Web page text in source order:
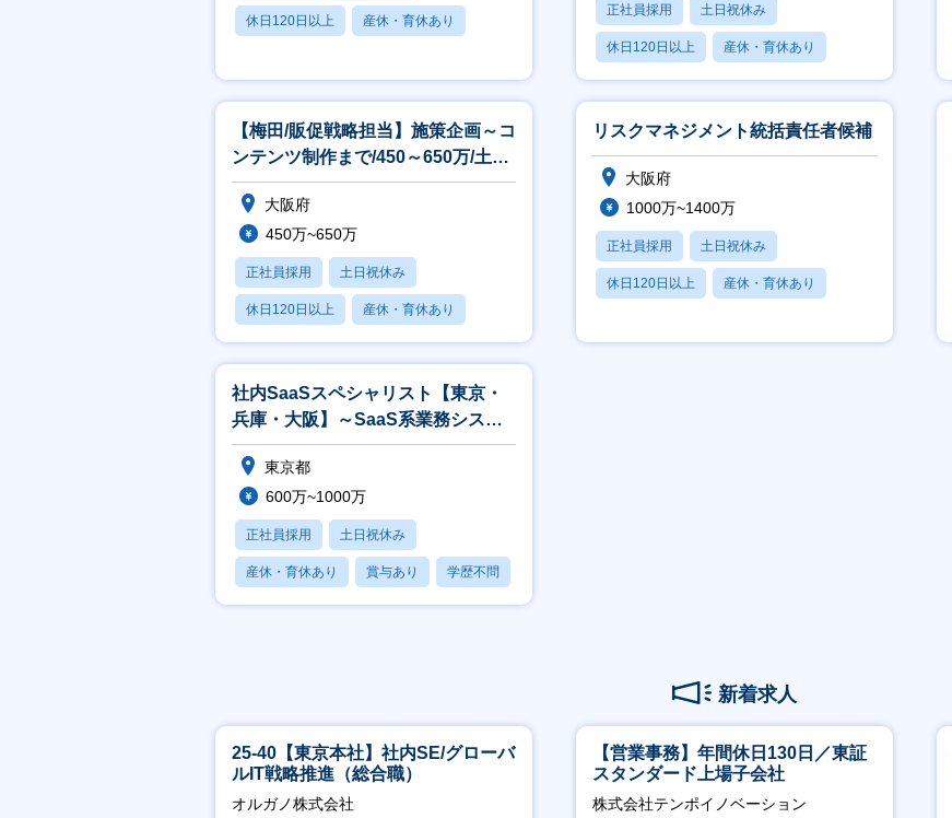
休日120日以上 産休・育休あり
正社員採用 土日祝休み
休日120日以上 産休・育休あり
賞与あり
【梅田/販促戦略担当】施策企画～コ
ンテンツ制作まで/450～650万/土日
祝休み/充実の福利厚生
大阪府
450万~650万
正社員採用 土日祝休み
休日120日以上 産休・育休あり
賞与あり
リスクマネジメント統括責任者候補
大阪府
1000万~1400万
正社員採用 土日祝休み
休日120日以上 産休・育休あり
社内SaaSスペシャリスト【東京・
兵庫・大阪】～SaaS系業務システ
ム / ツール全般の企画、導入～
東京都
600万~1000万
正社員採用 土日祝休み
産休・育休あり 賞与あり 学歴不問
新着求人
25-40【東京本社】社内SE/グローバ
ルIT戦略推進（総合職）
オルガノ株式会社
【営業事務】年間休日130日／東証
スタンダード上場子会社
株式会社テンポイノベーション